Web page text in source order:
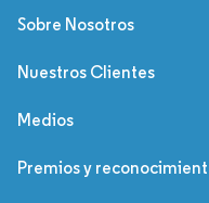
Sobre Nosotros
Nuestros Clientes
Medios
Premios y